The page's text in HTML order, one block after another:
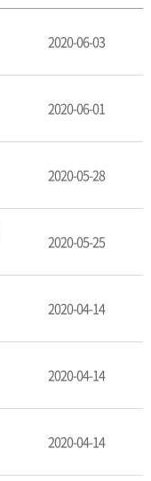
2020-06-03
2020-06-01
2020-05-28
2020-05-25
2020-04-14
2020-04-14
2020-04-14